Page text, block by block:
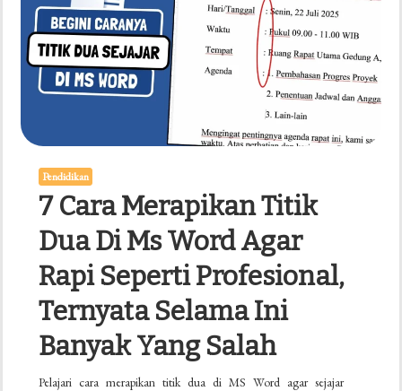
ke
Word
dari
Hasil
2026
Pendidikan
7 Cara Merapikan Titik
Dua Di Ms Word Agar
Rapi Seperti Profesional,
Ternyata Selama Ini
Banyak Yang Salah
Pelajari cara merapikan titik dua di MS Word agar sejajar